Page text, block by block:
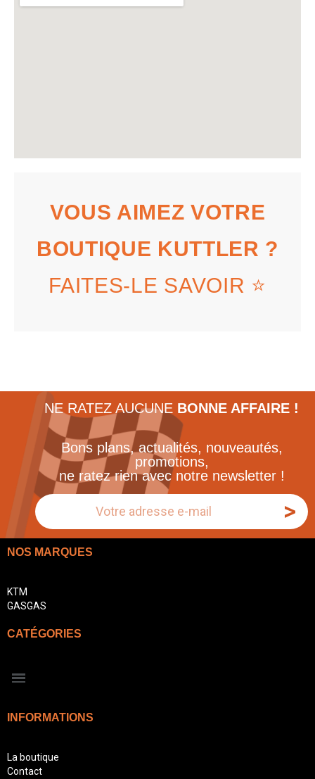
VOUS AIMEZ VOTRE
BOUTIQUE KUTTLER ?
FAITES-LE SAVOIR ⭐
NE RATEZ AUCUNE BONNE AFFAIRE !
Bons plans, actualités, nouveautés,
promotions,
ne ratez rien avec notre newsletter !
>
NOS MARQUES
KTM
GASGAS
CATÉGORIES
INFORMATIONS
La boutique
Contact